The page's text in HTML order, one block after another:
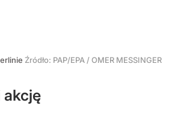
Źródło: PAP/EPA /OMER MESSINGER
akcję